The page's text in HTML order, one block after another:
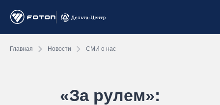
Главная Новости СМИ о нас
«За рулем»: